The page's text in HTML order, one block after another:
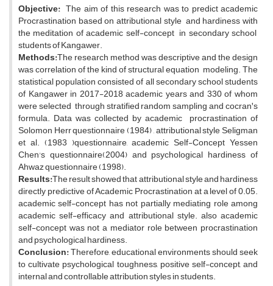
Objective: The aim of this research was to predict academic
Procrastination based on attributional style and hardiness with
the meditation of academic self-concept in secondary school
students of Kangawer.
Methods:The research method was descriptive and the design
was correlation of the kind of structural equation modeling. The
statistical population consisted of all secondary school students
of Kangawer in 2017-2018 academic years and 330 of whom
were selected through stratified random sampling and cocranꞌs
formula. Data was collected by academic procrastination of
Solomon Herr questionnaire (1984) , attributional style Seligman
et al. (1983 )questionnaire, academic Self-Concept Yessen
Chen's questionnaire(2004) and psychological hardiness of
Ahwaz questionnaire (1998).
Results:The result showed that attributional style and hardiness
directly predictive of Academic Procrastination at a level of 0.05.
academic self-concept has not partially mediating role among
academic self-efficacy and attributional style. also academic
self-concept was not a mediator role between procrastination
and psychological hardiness.
Conclusion:Therefore, educational environments should seek
to cultivate psychological toughness, positive self-concept, and
internal and controllable attribution styles in students.